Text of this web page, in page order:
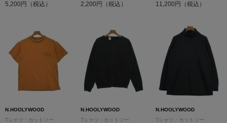
5,200円（税込） 2,200円（税込） 11,200円（税込）
N.HOOLYWOOD
Tシャツ・カットソー
N.HOOLYWOOD
Tシャツ・カットソー
N.HOOLYWOOD
Tシャツ・カットソー